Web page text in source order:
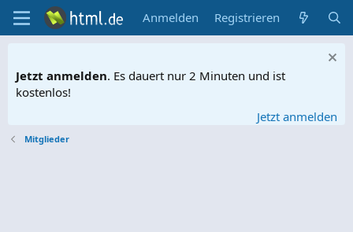
Anmelden Registrieren
Jetzt anmelden. Es dauert nur 2 Minuten und ist
kostenlos!
Jetzt anmelden
Mitglieder